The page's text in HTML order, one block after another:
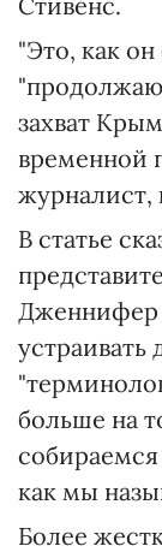
"Это, как
захват
временной
журналист,
В статье
Дженнифер
устраивать
больше на
собираемся
как мы
Более